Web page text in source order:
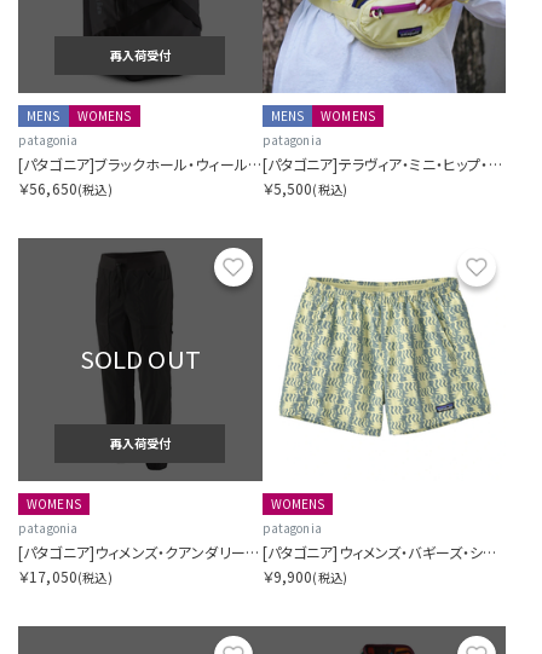
再入荷受付
MENS
WOMENS
patagonia
[パタゴニア]ブラックホール・ウィールド・ダッフル 70L
￥56,650(税込)
MENS
WOMENS
patagonia
[パタゴニア]テラヴィア・ミニ・ヒップ・パック 1L
￥5,500(税込)
お気に入り
SOLD OUT
再入荷受付
WOMENS
patagonia
[パタゴニア]ウィメンズ・クアンダリー・ジョガーズ
￥17,050(税込)
WOMENS
patagonia
[パタゴニア]ウィメンズ・バギーズ・ショーツ ５インチ
￥9,900(税込)